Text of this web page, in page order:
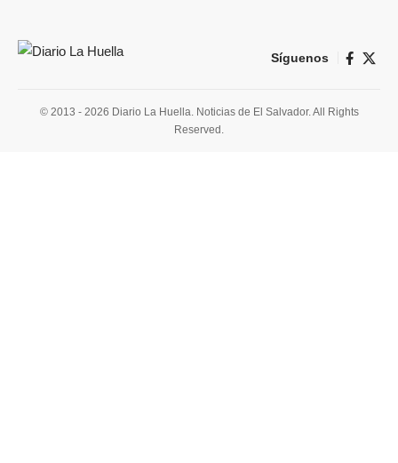
Síguenos
© 2013 - 2026 Diario La Huella. Noticias de El Salvador. All Rights
Reserved.